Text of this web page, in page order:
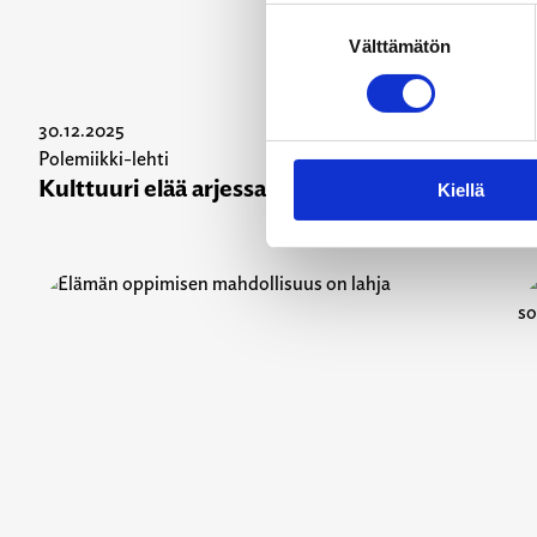
Välttämätön
Kiellä
30.12.2025
Polemiikki-lehti
Kulttuuri elää arjessa